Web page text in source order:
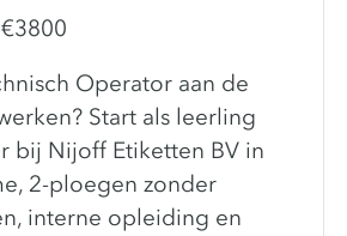
Operator aan de
Start als leerling
bij Nijoff Etiketten BV in
2-ploegen zonder
interne opleiding en